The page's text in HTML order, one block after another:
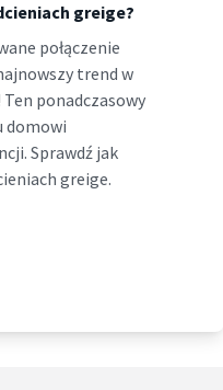
greige?
połączenie
trend w
ponadczasowy
domowi
Sprawdź jak
greige.